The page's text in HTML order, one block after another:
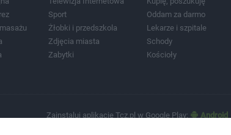
Sport
Żłobki i przedszkola
Zdjęcia miasta
Zabytki
Oddam za darmo
Lekarze i szpitale
Schody
Kościoły
Zainstaluj aplikację Tcz.pl w Google Play: Android